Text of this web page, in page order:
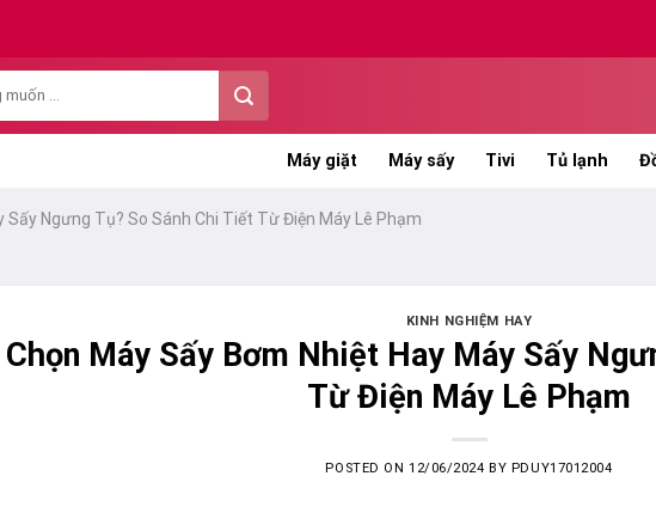
Máy giặt Máy sấy Tivi Tủ lạnh
Sấy Ngưng Tụ? So Sánh Chi Tiết Từ Điện Máy Lê Phạm
KINH NGHIỆM HAY
Chọn Máy Sấy Bơm Nhiệt Hay Máy Sấy
Từ Điện Máy Lê Phạm
POSTED ON 12/06/2024 BY PDUY17012004